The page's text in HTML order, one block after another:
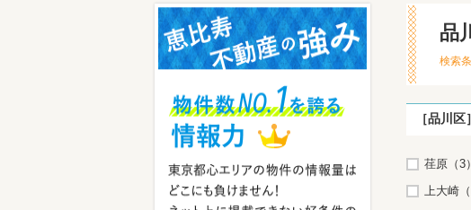
品
検索
［品川区］
荏原（3）
上大崎（